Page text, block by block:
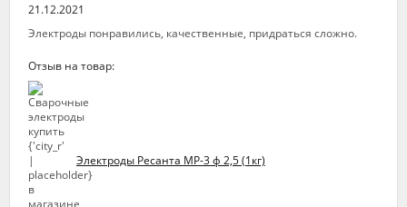
21.12.2021
Электроды понравились, качественные, придраться сложно.
Отзыв на товар:
Электроды Ресанта МР-3 ф 2,5 (1кг)